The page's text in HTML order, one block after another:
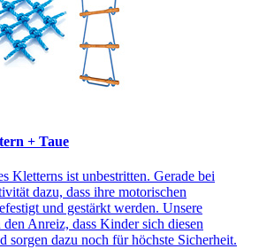
+ Taue
Kletterns ist unbestritten. Gerade bei
dazu, dass ihre motorischen
und gestärkt werden. Unsere
den Anreiz, dass Kinder sich diesen
sorgen dazu noch für höchste Sicherheit.